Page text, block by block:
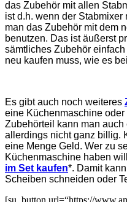
das Zubehör mit allen
ist d.h. wenn der
man das Zubehör mit dem
benutzen. Das ist äußerst
sämtliches Zubehör
neu kaufen muss, wie es
Es gibt auch noch weiteres
eine Küchenmaschine
Zubehörteil kann man
allerdings nicht ganz billig.
eine Menge Geld. Wer zu
Küchenmaschine haben
im Set kaufen*. Damit
Scheiben schneiden oder